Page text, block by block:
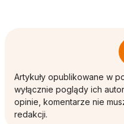
Artykuły opublikowane w
wyłącznie poglądy ich
opinie, komentarze nie
redakcji.